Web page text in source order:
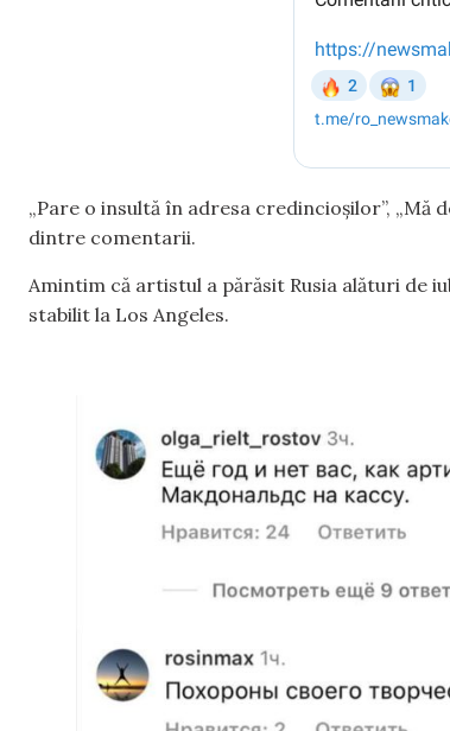
„Pare o insultă în adresa credincioșilor”, „Mă
dintre comentarii.
Amintim că artistul a părăsit Rusia alături de
stabilit la Los Angeles.